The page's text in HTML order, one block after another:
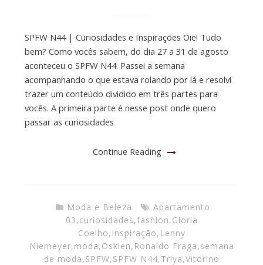
SPFW N44 | Curiosidades e Inspirações Oie! Tudo
bem? Como vocês sabem, do dia 27 a 31 de agosto
aconteceu o SPFW N44. Passei a semana
acompanhando o que estava rolando por lá e resolvi
trazer um conteúdo dividido em três partes para
vocês. A primeira parte é nesse post onde quero
passar as curiosidades
Continue Reading
Moda e Beleza
Apartamento
03,curiosidades,fashion,Gloria
Coelho, Inspiração, Lenny
Niemeyer,moda,Osklen, Ronaldo Fraga,semana
de moda,SPFW,SPFW N44,Triya,Vitorino